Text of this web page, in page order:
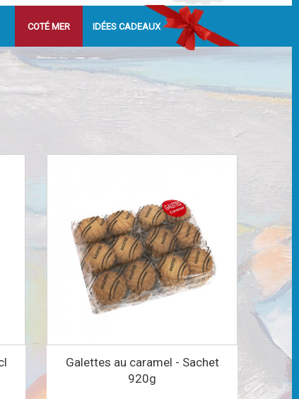
COTÉ MER IDÉES CADEAUX
Galettes au caramel - Sachet
920g